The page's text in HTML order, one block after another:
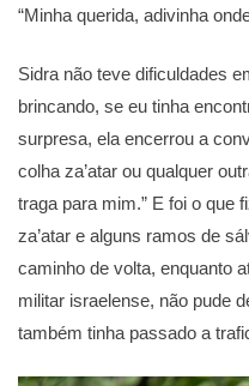
“Minha querida, adivinha
Sidra não teve dificuldades
brincando, se eu tinha
surpresa, ela encerrou a
colha za’atar ou qualquer
traga para mim.” E foi o que
za’atar e alguns ramos de
caminho de volta, enquanto
militar israelense, não pude
também tinha passado a